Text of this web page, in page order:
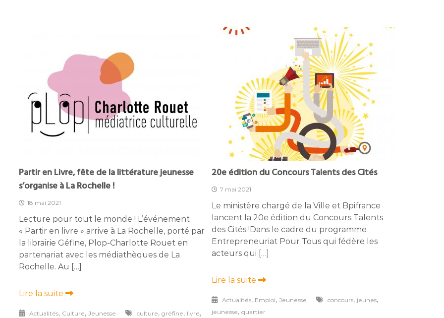
Partir en Livre, fête de la littérature jeunesse
s’organise à La Rochelle !
18 mai 2021
Lecture pour tout le monde ! L’événement
« Partir en livre » arrive à La Rochelle, porté par
la librairie Géfine, Plop-Charlotte Rouet en
partenariat avec les médiathèques de La
Rochelle. Au […]
Lire la suite
Actualités, Culture, Jeunesse culture, gréfine, livre,
20e édition du Concours Talents des Cités
7 mai 2021
Le ministère chargé de la Ville et Bpifrance
lancent la 20e édition du Concours Talents
des Cités !Dans le cadre du programme
Entrepreneuriat Pour Tous qui fédère les
acteurs qui […]
Lire la suite
Actualités, Emploi,Jeunesse concours, jeunes,
jeunesse,quartier